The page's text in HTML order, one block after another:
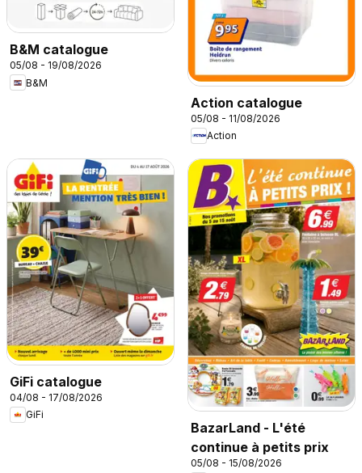
B&M catalogue
05/08 - 19/08/2026
B&M
Action catalogue
05/08 - 11/08/2026
Action
GiFi catalogue
04/08 - 17/08/2026
GiFi
BazarLand - L'été
continue à petits prix
05/08 - 15/08/2026